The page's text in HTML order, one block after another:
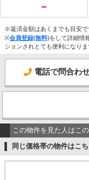
－
※返済金額はあくまでも目安で
※会員登録(無料)をして詳細情
ションされとても便利になりま
電話で問合わ
この物件を見た人はこ
同じ価格帯の物件はこ